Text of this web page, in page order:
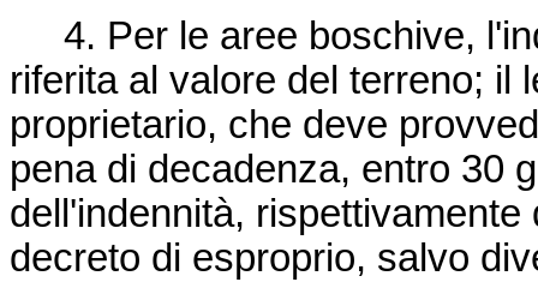
4. Per le aree boschive,
riferita al valore del terreno; il
proprietario, che deve
pena di decadenza, entro 30
dell'indennità,
decreto di esproprio, salvo